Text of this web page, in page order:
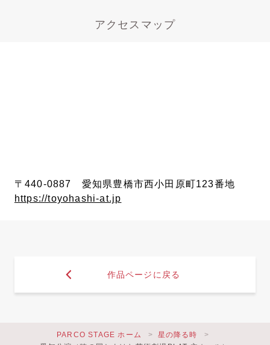
アクセスマップ
〒440-0887 愛知県豊橋市西小田原町123番地
https://toyohashi-at.jp
作品ページに戻る
PARCO STAGE ホーム
星の降る時